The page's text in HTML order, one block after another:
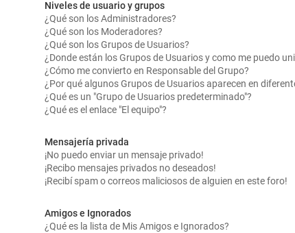
Niveles de usuario y grupos
¿Qué son los Administradores?
¿Qué son los Moderadores?
¿Qué son los Grupos de Usuarios?
¿Donde están los Grupos de Usuarios y como me puedo
¿Cómo me convierto en Responsable del Grupo?
¿Por qué algunos Grupos de Usuarios aparecen en
¿Qué es un "Grupo de Usuarios predeterminado"?
¿Qué es el enlace "El equipo"?
Mensajería privada
¡No puedo enviar un mensaje privado!
¡Recibo mensajes privados no deseados!
¡Recibí spam o correos maliciosos de alguien en este foro!
Amigos e Ignorados
¿Qué es la lista de Mis Amigos e Ignorados?